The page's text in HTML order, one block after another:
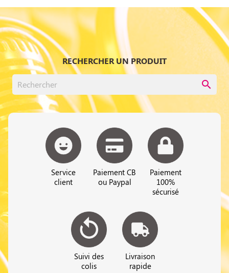
RECHERCHER UN PRODUIT
search
Service
client
Paiement CB
ou Paypal
Paiement
100%
sécurisé
Suivi des
colis
Livraison
rapide